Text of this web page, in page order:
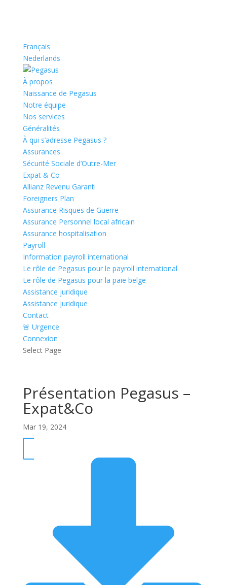
Français
Nederlands
À propos
Naissance de Pegasus
Notre équipe
Nos services
Généralités
À qui s’adresse Pegasus ?
Assurances
Sécurité Sociale d’Outre-Mer
Expat & Co
Allianz Revenu Garanti
Foreigners Plan
Assurance Risques de Guerre
Assurance Personnel local africain
Assurance hospitalisation
Payroll
Information payroll international
Le rôle de Pegasus pour le payroll international
Le rôle de Pegasus pour la paie belge
Assistance juridique
Assistance juridique
Contact
🚨 Urgence
Connexion
Select Page
Présentation Pegasus –
Expat&Co
Mar 19, 2024